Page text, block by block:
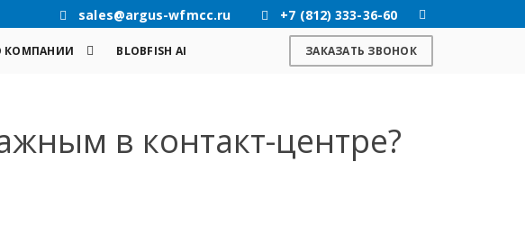
sales@argus-wfmcc.ru +7 (812) 333-36-60
КОМПАНИИ BLOBFISH AI ЗАКАЗАТЬ ЗВОНОК
в контакт-центре?